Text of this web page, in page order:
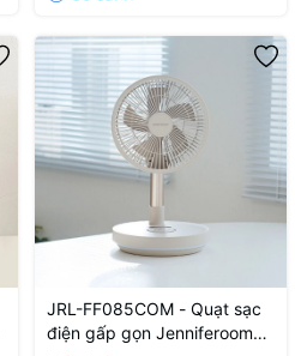
JRL-FF085COM - Quạt sạc
điện gấp gọn Jenniferoom